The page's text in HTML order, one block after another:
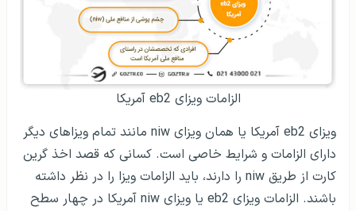
الزامات ویزای eb2 آمریکا
ویزای eb2 آمریکا یا همان ویزای niw مانند تمام ویزاهای دیگر
دارای الزامات و شرایط خاصی است. کسانی که قصد اخذ گرین
کارت از طریق niw را دارند، باید الزامات ویزا را در نظر داشته
باشند. الزامات ویزای eb2 یا ویزای niw آمریکا در چهار سطح